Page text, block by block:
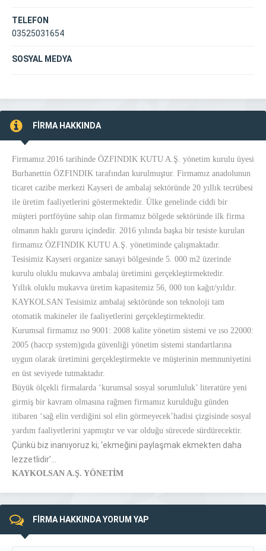
TELEFON
03525031654
SOSYAL MEDYA
FİRMA HAKKINDA
Firmamız 2016 tarihinde ÖZFINDIK KUTU A.Ş. yönetim kurulu üyesi
Burhanettin ÖZFINDIK tarafından kurulmuştur. Firmamız anadolunun
ticaret cazibe merkezi Kayseri de ambalaj sektöründe 20 yıllık tecrübesi
ile üretim faaliyetlerini göstermektedir. Ülke genelinde ciddi bir
müşteri portföyüne sahip olan firmamız bölgede sektöründe ilk firma
olmanın haklı gururu içindedir. 2016 yılında başka bir tesiste kurulan
firmamız ÖZFINDIK KUTU A.Ş. yönetiminde çalışmaktadır.
Tesisimiz Kayseri organize sanayi bölgesinde 5. 000 m2 üzerinde
kurulu oluklu mukavva ambalaj üretimini gerçekleştirmektedir.
Yıllık oluklu mukavva üretim kapasitemiz 56, 000 ton kağıt/yıldır.
KAYKOLSAN Tesisimiz ambalaj sektöründe son teknoloji tam
otomatik makineler ile faaliyetlerini gerçekleştirmektedir.
Kurumsal firmamız ıso 9001: 2008 kalite yönetim sistemi ve ıso 22000:
2005 (haccp system)gıda güvenliği yönetim sistemi standartlarına
uygun olarak üretimini gerçekleştirmekte ve müşterinin memnuniyetini
en üst seviyede tutmaktadır.
Büyük ölçekli firmalarda ‘kurumsal sosyal sorumluluk’ literatüre yeni
girmiş bir kavram olmasına rağmen firmamız kurulduğu günden
itibaren ‘sağ elin verdiğini sol elin görmeyecek’hadisi çizgisinde sosyal
yardım faaliyetlerini yapmıştır ve var olduğu sürecede sürdürecektir.
Çünkü biz inanıyoruz ki; ‘ekmeğini paylaşmak ekmekten daha
lezzetlidir’…
KAYKOLSAN A.Ş. YÖNETİM
FİRMA HAKKINDA YORUM YAP